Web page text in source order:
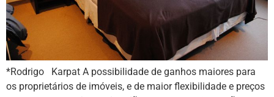
*Rodrigo Karpat A possibilidade de ganhos maiores para
os proprietários de imóveis, e de maior flexibilidade e preços